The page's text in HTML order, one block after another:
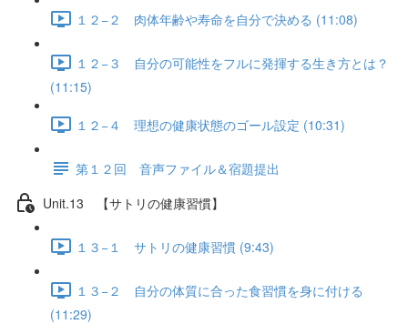
１２−２ 肉体年齢や寿命を自分で決める (11:08)
１２−３ 自分の可能性をフルに発揮する生き方とは？
(11:15)
１２−４ 理想の健康状態のゴール設定 (10:31)
第１２回 音声ファイル＆宿題提出
Unit.13 【サトリの健康習慣】
１３−１ サトリの健康習慣 (9:43)
１３−２ 自分の体質に合った食習慣を身に付ける
(11:29)